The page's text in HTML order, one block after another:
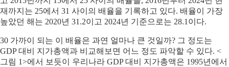
재까지는 25에서 31 사이의 배율을 기록하고 있다. 배율이 가장
높았던 해는 2020년 31.2이고 2024년 기준으로는 28.1이다.
30 가까이 되는 이 배율은 과연 얼마나 큰 것일까? 그 정도는
GDP 대비 지가총액과 비교해보면 어느 정도 파악할 수 있다. <
그림 1>에서 보듯이 우리나라 GDP 대비 지가총액은 1995년에서